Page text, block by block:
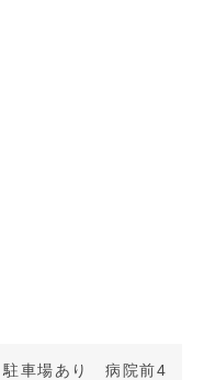
駐車場あり 病院前4